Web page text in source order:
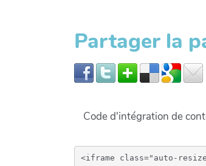
Partager la
Code d'intégration de